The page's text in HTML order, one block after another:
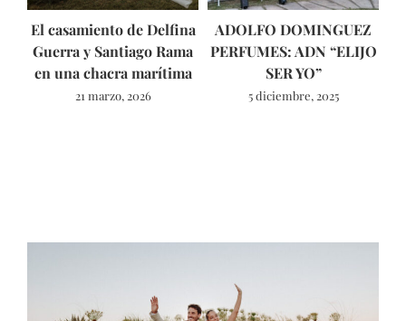
El casamiento de Delfina
Guerra y Santiago Rama
en una chacra marítima
21 marzo, 2026
ADOLFO DOMINGUEZ
PERFUMES: ADN “ELIJO
SER YO”
5 diciembre, 2025